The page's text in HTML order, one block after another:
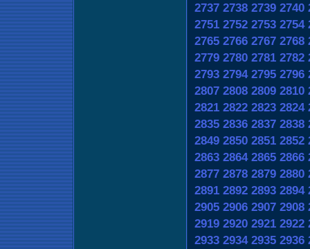
2737 2738 2739 2740
2751 2752 2753 2754
2765 2766 2767 2768
2779 2780 2781 2782
2793 2794 2795 2796
2807 2808 2809 2810
2821 2822 2823 2824
2835 2836 2837 2838
2849 2850 2851 2852
2863 2864 2865 2866
2877 2878 2879 2880
2891 2892 2893 2894
2905 2906 2907 2908
2919 2920 2921 2922
2933 2934 2935 2936